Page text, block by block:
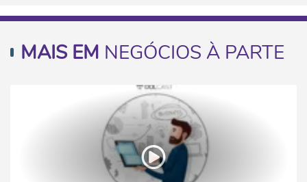
MAIS EM NEGÓCIOS À PARTE